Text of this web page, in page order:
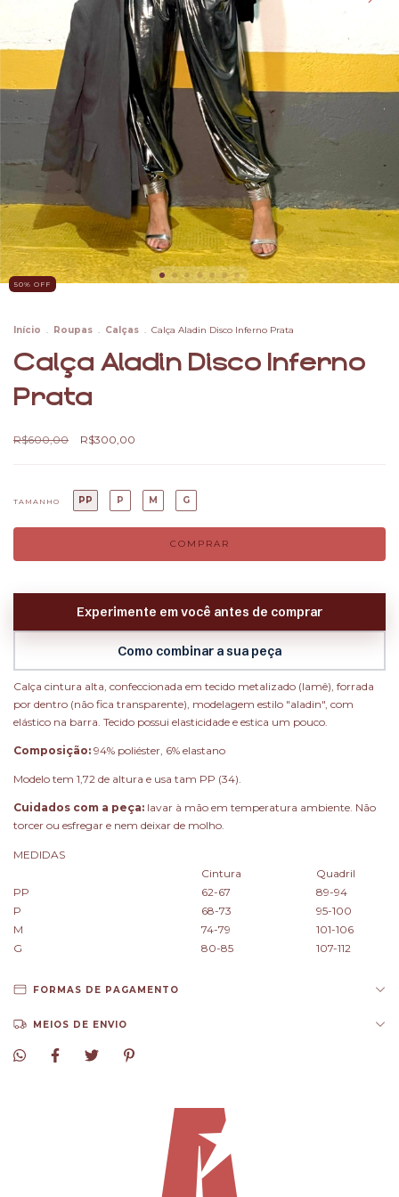
50% OFF
Início . Roupas . Calças . Calça Aladin Disco Inferno Prata
Calça Aladin Disco Inferno
Prata
R$600,00 R$300,00
TAMANHO PP P M G
Experimente em você antes de comprar
Como combinar a sua peça
Calça cintura alta, confeccionada em tecido metalizado (lamê), forrada
por dentro (não fica transparente), modelagem estilo "aladin", com
elástico na barra. Tecido possui elasticidade e estica um pouco.
Composição: 94% poliéster, 6% elastano
Modelo tem 1,72 de altura e usa tam PP (34).
Cuidados com a peça: lavar à mão em temperatura ambiente. Não
torcer ou esfregar e nem deixar de molho.
MEDIDAS
Cintura
Quadril
PP
62-67
89-94
P
68-73
95-100
M
74-79
101-106
G
80-85 107-112
FORMAS DE PAGAMENTO
MEIOS DE ENVIO